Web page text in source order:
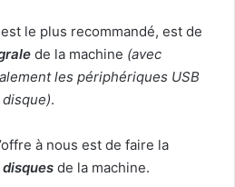
le plus recommandé, est de
de la machine (avec
les périphériques USB
.
à nous est de faire la
de la machine.